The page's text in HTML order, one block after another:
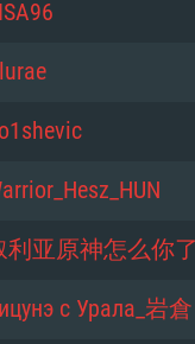
PC
利亚原神怎么你了
с Урала_岩倉